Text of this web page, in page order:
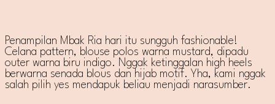
Penampilan Mbak Ria hari itu sungguh fashionable!
Celana pattern, blouse polos warna mustard, dipadu
outer warna biru indigo. Nggak ketinggalan high heels
berwarna senada blous dan hijab motif. Yha, kami nggak
salah pilih yes mendapuk beliau menjadi narasumber.